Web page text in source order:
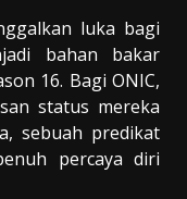
luka bagi
bahan bakar
16. Bagi ONIC,
status mereka
sebuah predikat
percaya diri